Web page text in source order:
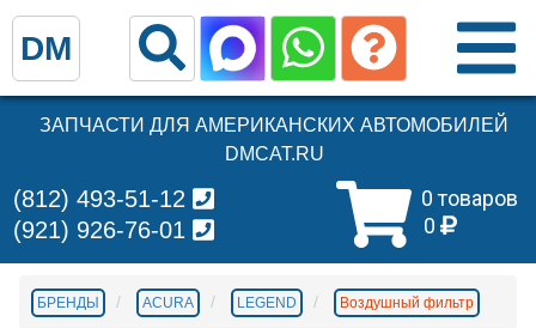
ЗАПЧАСТИ ДЛЯ АМЕРИКАНСКИХ АВТОМОБИЛЕЙ
DMCAT.RU
0 товаров
0
(812) 493-51-12
(921) 926-76-01
БРЕНДЫ ACURA LEGEND Воздушный фильтр
DM